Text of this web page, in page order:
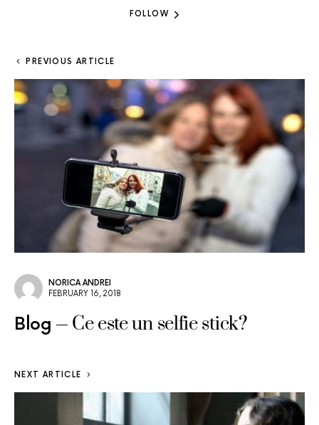
FOLLOW
PREVIOUS ARTICLE
NORICA ANDREI
FEBRUARY 16, 2018
Blog Ce este un selfie stick?
NEXT ARTICLE